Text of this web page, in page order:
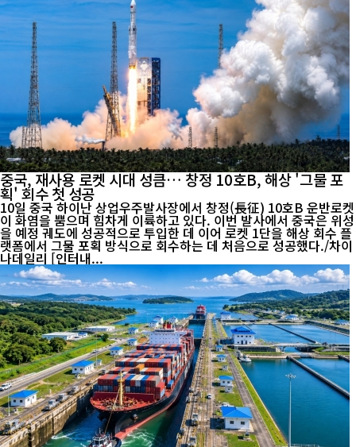
중국, 재사용 로켓 시대 성큼… 창정 10호B, 해상 '그물 포
획' 회수 첫 성공
10일 중국 하이난 상업우주발사장에서 창정(長征) 10호B 운반로켓
이 화염을 뿜으며 힘차게 이륙하고 있다. 이번 발사에서 중국은 위성
을 예정 궤도에 성공적으로 투입한 데 이어 로켓 1단을 해상 회수 플
랫폼에서 그물 포획 방식으로 회수하는 데 처음으로 성공했다./차이
나데일리 [인터내...